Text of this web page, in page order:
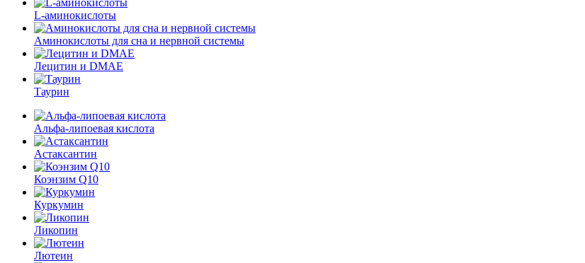
L-аминокислоты
Аминокислоты для сна и нервной системы
Лецитин и DMAE
Таурин
Альфа-липоевая кислота
Астаксантин
Коэнзим Q10
Куркумин
Ликопин
Лютеин